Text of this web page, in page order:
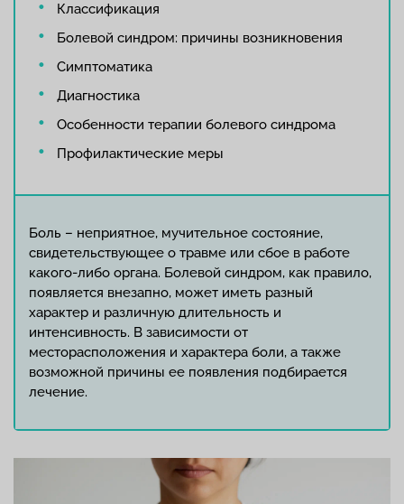
Классификация
Болевой синдром: причины возникновения
Симптоматика
Диагностика
Особенности терапии болевого синдрома
Профилактические меры
Боль – неприятное, мучительное состояние,
свидетельствующее о травме или сбое в работе
какого-либо органа. Болевой синдром, как правило,
появляется внезапно, может иметь разный
характер и различную длительность и
интенсивность. В зависимости от
месторасположения и характера боли, а также
возможной причины ее появления подбирается
лечение.